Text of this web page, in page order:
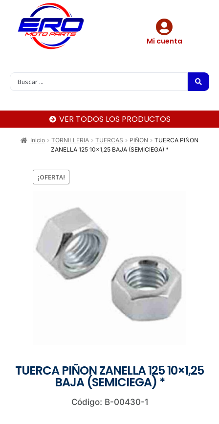
Mi cuenta
VER TODOS LOS PRODUCTOS
Inicio TORNILLERIA TUERCAS PIÑON
TUERCA PIÑON
ZANELLA 125 10×1,25 BAJA (SEMICIEGA) *
¡OFERTA!
TUERCA PIÑON ZANELLA 125 10×1,25
BAJA (SEMICIEGA) *
Código: B-00430-1